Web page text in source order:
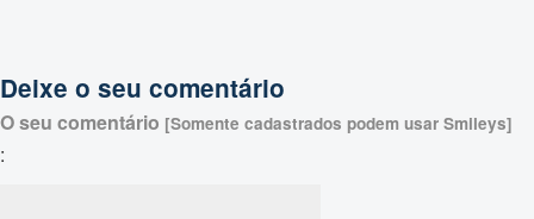
Deixe o seu comentário
O seu comentário [Somente cadastrados podem usar Smileys]
: